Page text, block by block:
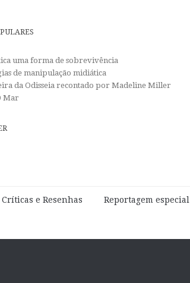
uma forma de sobrevivência
de manipulação midiática
da Odisseia recontado por Madeline Miller
Mar
Críticas e Resenhas Reportagem especial